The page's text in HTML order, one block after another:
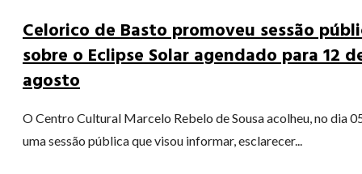
Celorico de Basto promoveu sessão
sobre o Eclipse Solar agendado para 12
agosto
O Centro Cultural Marcelo Rebelo de Sousa acolheu, no dia
uma sessão pública que visou informar, esclarecer...